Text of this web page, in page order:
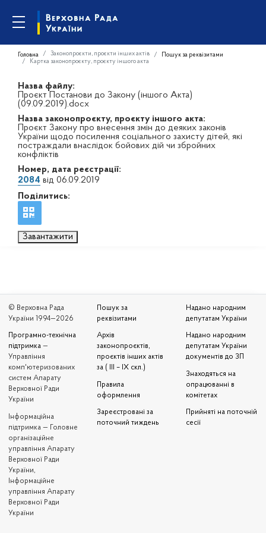
Головна Законопроєкти, проєкти інших актів
Пошук за реквізитами
Картка законопроєкту, проєкту іншого акта
Назва файлу:
Проєкт Постанови до Закону (іншого Акта)
(09.09.2019).docx
Назва законопроєкту, проєкту іншого акта:
Проєкт Закону про внесення змін до деяких законів
України щодо посилення соціального захисту дітей, які
постраждали внаслідок бойових дій чи збройних
конфліктів
Номер, дата реєстрації:
2084 від 06.09.2019
Поділитись:
Завантажити
© Верховна Рада
України 1994—2026
Програмно-технічна
підтримка —
Управління
комп'ютеризованих
систем Апарату
Верховної Ради
України
Iнформаційна
підтримка — Головне
організаційне
управління Апарату
Верховної Ради
України,
Інформаційне
управління Апарату
Верховної Ради
України
Пошук за
реквізитами
Архів
законопроєктів,
проєктів інших актів
за ( III – IX скл.)
Правила
оформлення
Зареєстровані за
поточний тиждень
Надано народним
депутатам України
Надано народним
депутатам України
документів до ЗП
Знаходяться на
опрацюванні в
комітетах
Прийняті на поточній
сесії